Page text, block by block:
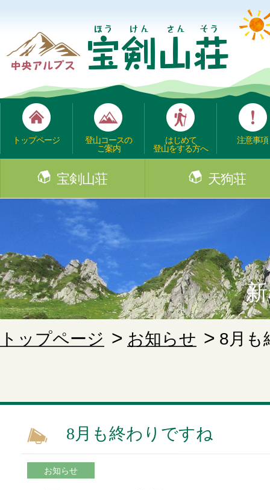
トップページ
登山コースの
ご案内
はじめて
登山をする方へ
注意事項
宝剣山荘 天狗荘
トップページ お知らせ 8月も
8月も終わりですね
お知らせ